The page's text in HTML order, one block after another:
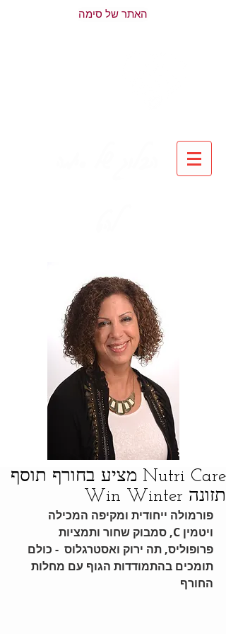
האתר של סימה
Nutri Care מציע בחורף תוסף
תזונה Win Winter
פורמולה ייחודית ומקיפה המכילה
ויטמין C, סמבוק שחור ותמציות
פרופוליס, תה ירוק ואסטרגלוס  - כולם
תומכים בהתמודדות הגוף עם מחלות
החורף